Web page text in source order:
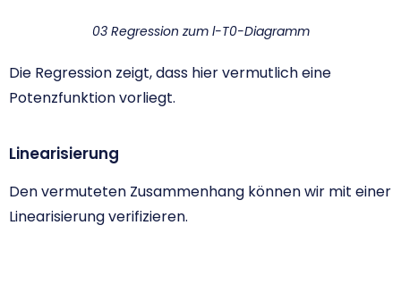
03 Regression zum l-T0-Diagramm
Die Regression zeigt, dass hier vermutlich eine
Potenzfunktion vorliegt.
Linearisierung
Den vermuteten Zusammenhang können wir mit einer
Linearisierung verifizieren.